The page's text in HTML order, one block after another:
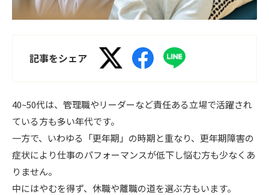
記事をシェア
40~50代は、管理職やリーダーなど責任ある立場で活躍され
ている方も多い年代です。
一方で、いわゆる「更年期」の時期と重なり、更年期障害の
症状により仕事のパフォーマンスが低下し悩む方も少なくあ
りません。
中にはやむを得ず、休職や離職の道を選ぶ方もいます。